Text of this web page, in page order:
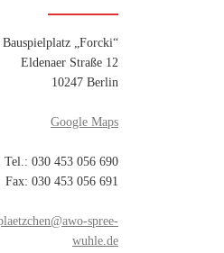
„Forcki“
Eldenaer Straße 12
10247 Berlin
Google Maps
Tel.: 030 453 056 690
Fax: 030 453 056 691
spree-
wuhle.de